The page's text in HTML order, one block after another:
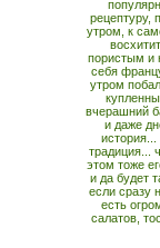
рецептуру,
утром, к
пористым
себя
утром
вчерашний
и даже
история...
традиция...
этом тоже
и да будет
если сразу
есть
салатов,